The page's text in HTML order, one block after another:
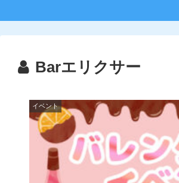
Barエリクサー
イベント